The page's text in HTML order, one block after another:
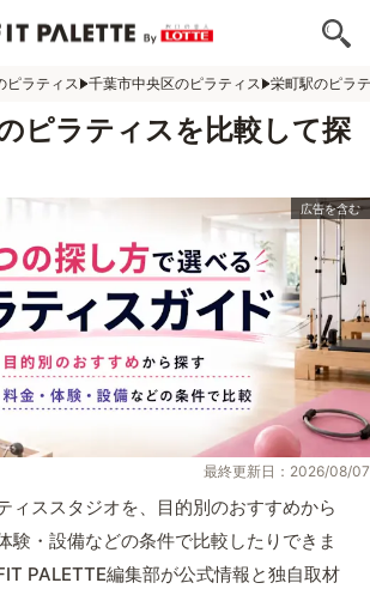
ピラティス 千葉市中央区のピラティス 栄町駅のピラ
ピラティスを比較して探
最終更新日：2026/08/07
ィススタジオを、目的別のおすすめから
験・設備などの条件で比較したりできま
PALETTE編集部が公式情報と独自取材